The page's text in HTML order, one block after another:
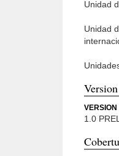
Unidad
Unidad
Version
VERSION
1.0